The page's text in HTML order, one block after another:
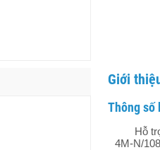
Giới
Thông số
Hỗ
4M-N/